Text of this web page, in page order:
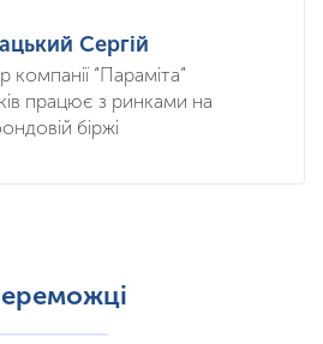
Сергій
компанії “Параміта”
працює з ринками на
біржі